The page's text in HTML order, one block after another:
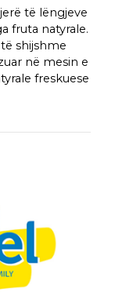
të lëngjeve
fruta natyrale.
shijshme
në mesin e
freskuese